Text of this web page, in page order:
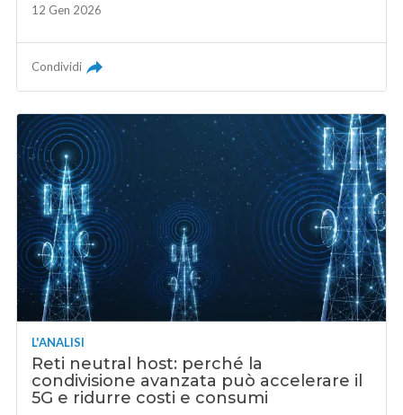
12 Gen 2026
Condividi
L'ANALISI
Reti neutral host: perché la
condivisione avanzata può accelerare il
5G e ridurre costi e consumi